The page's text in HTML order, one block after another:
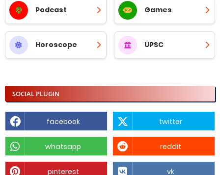
Podcast Games
Horoscope UPSC
SOCIAL PLUGIN
facebook twitter
whatsapp reddit
pinterest vk